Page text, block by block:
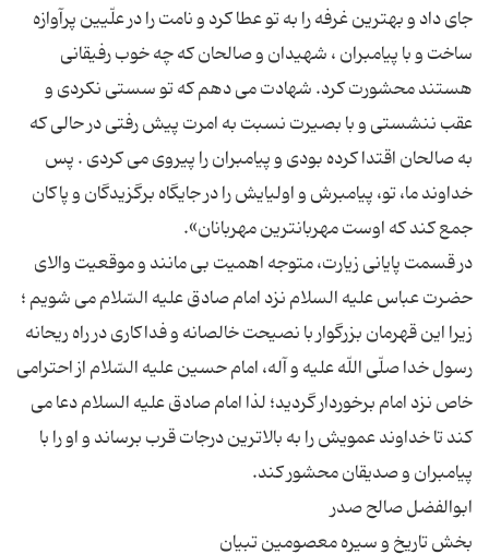
جاى داد و بهترین غرفه را به تو عطا كرد و نامت را در علّیین پرآوازه
ساخت و با پیامبران ، شهیدان و صالحان كه چه خوب رفیقانى
هستند محشورت كرد. شهادت مى دهم كه تو سستى نكردى و
عقب ننشستى و با بصیرت نسبت به امرت پیش رفتى در حالى كه
به صالحان اقتدا كرده بودى و پیامبران را پیروى مى كردى . پس
خداوند ما، تو، پیامبرش و اولیایش را در جایگاه برگزیدگان و پاكان
در قسمت پایانى زیارت، متوجه اهمیت بى مانند و موقعیت والاى
حضرت عباس علیه السلام نزد امام صادق علیه السّلام مى شویم ؛
زیرا این قهرمان بزرگوار با نصیحت خالصانه و فداكارى در راه ریحانه
رسول خدا صلّى اللّه علیه و آله، امام حسین علیه السّلام از احترامى
خاص نزد امام برخوردار گردید؛ لذا امام صادق علیه السلام دعا مى
كند تا خداوند عمویش را به بالاترین درجات قرب برساند و او را با